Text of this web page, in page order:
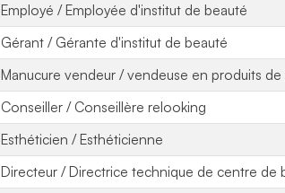
Employé / Employée d'institut de beauté
Gérant / Gérante d'institut de beauté
Manucure vendeur / vendeuse en produits de
Conseiller / Conseillère relooking
Esthéticien / Esthéticienne
Directeur / Directrice technique de centre de